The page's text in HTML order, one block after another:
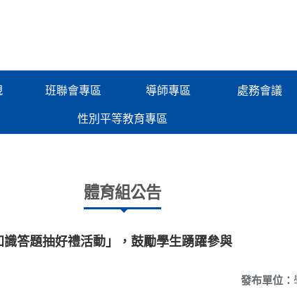
班聯會專區 導師專區 處務會議
性別平等教育專區
體育組公告
識答題抽好禮活動」，鼓勵學生踴躍參與
發布單位：